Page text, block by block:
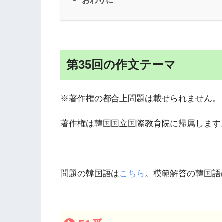
第35回の作文テーマ
※著作権の都合上問題は載せられません。
著作権は韓国国立国際教育院に帰属します
問題の韓国語はこちら。模範解答の韓国語